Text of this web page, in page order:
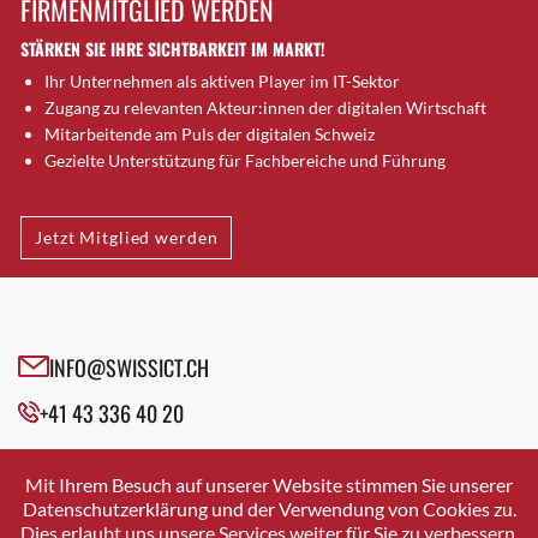
Brugg AG
Brütten
Bubendorf
Bubikon
Buchs (SG)
Bäretswil
Bülach
Cazis
Crissier
Davos Platz
Dierikon
Dietikon
FIRMENMITGLIED WERDEN
STÄRKEN SIE IHRE SICHTBARKEIT IM MARKT!
Ihr Unternehmen als aktiven Player im IT-Sektor
Zugang zu relevanten Akteur:innen der digitalen Wirtschaft
Mitarbeitende am Puls der digitalen Schweiz
Gezielte Unterstützung für Fachbereiche und Führung
Jetzt Mitglied werden
INFO@SWISSICT.CH
+41 43 336 40 20
SWISSICT
VULKANSTRASSE 120
8048 ZURICH
Mit Ihrem Besuch auf unserer Website stimmen Sie unserer
Datenschutzerklärung und der Verwendung von Cookies zu.
Dies erlaubt uns unsere Services weiter für Sie zu verbessern.